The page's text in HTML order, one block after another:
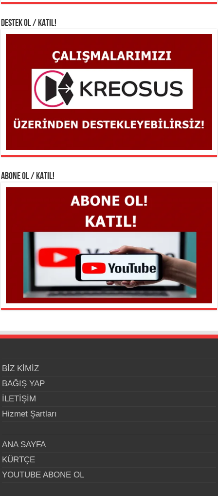
DESTEK OL / KATIL!
ABONE OL / KATIL!
BİZ KİMİZ
BAĞIŞ YAP
İLETİŞİM
Hizmet Şartları
ANA SAYFA
KÜRTÇE
YOUTUBE ABONE OL